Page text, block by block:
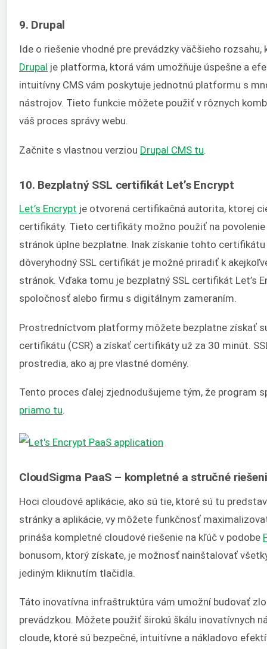
9. Drupal
Ide o riešenie vhodné pre prevádzky väčšieho
Drupal je platforma, ktorá vám umožňuje úspešne a
intuitívny CMS vám poskytuje jednotnú platformu s
nástrojov. Tieto funkcie môžete použiť v rôznych
váš proces správy webu.
Začnite s vlastnou verziou Drupal CMS tu
10. Bezplatný SSL certifikát Let’s Encrypt
Let’s Encrypt je otvorená certifikačná autorita, ktorej
certifikáty. Tieto certifikáty možno použiť na
stránok úplne bezplatne. Inak získanie tohto
dôveryhodný SSL certifikát je možné priradiť k
stránok. Vďaka tomu je bezplatný SSL certifikát Let’s
spoločnosť alebo firmu s digitálnym zameraním.
Prostredníctvom platformy môžete bezplatne získať
certifikátu (CSR) a získať certifikáty už za 30 minút.
prostredia, ako aj pre vlastné domény.
Tento proces ďalej zjednodušujeme tým, že program
priamo tu.
CloudSigma PaaS – kompletné a stručné
Hoci cloudové aplikácie, ako sú tie, ktoré sú tu
stránky a aplikácie, vy môžete funkčnosť
prináša kompletné cloudové riešenie na kľúč v podobe
bonusom, ktorý získate, je možnosť nainštalovať
jediným kliknutím tlačidla.
Táto inovatívna infraštruktúra vám umožní budovať
prevádzkou. Môžete použiť širokú škálu inovatívnych
cloude, ktoré sú bezpečné, intuitívne a nákladovo